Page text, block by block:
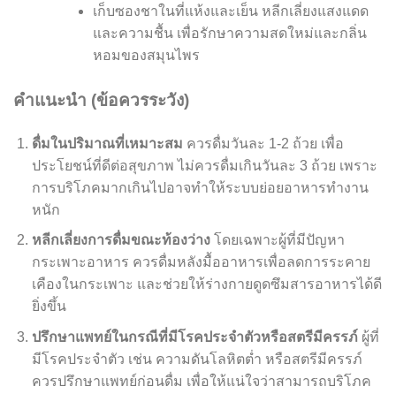
เก็บซองชาในที่แห้งและเย็น หลีกเลี่ยงแสงแดด
และความชื้น เพื่อรักษาความสดใหม่และกลิ่น
หอมของสมุนไพร
คำแนะนำ (ข้อควรระวัง)
ดื่มในปริมาณที่เหมาะสม ควรดื่มวันละ 1-2 ถ้วย เพื่อ
ประโยชน์ที่ดีต่อสุขภาพ ไม่ควรดื่มเกินวันละ 3 ถ้วย เพราะ
การบริโภคมากเกินไปอาจทำให้ระบบย่อยอาหารทำงาน
หนัก
หลีกเลี่ยงการดื่มขณะท้องว่างโดยเฉพาะผู้ที่มีปัญหา
กระเพาะอาหาร ควรดื่มหลังมื้ออาหารเพื่อลดการระคาย
เคืองในกระเพาะ และช่วยให้ร่างกายดูดซึมสารอาหารได้ดี
ยิ่งขึ้น
ปรึกษาแพทย์ในกรณีที่มีโรคประจำตัวหรือสตรีมีครรภ์ ผู้ที่
มีโรคประจำตัว เช่น ความดันโลหิตต่ำ หรือสตรีมีครรภ์
ควรปรึกษาแพทย์ก่อนดื่ม เพื่อให้แน่ใจว่าสามารถบริโภค